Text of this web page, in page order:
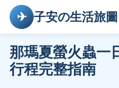
✈ 子安の生活旅圖
那瑪夏螢火蟲一
行程完整指南